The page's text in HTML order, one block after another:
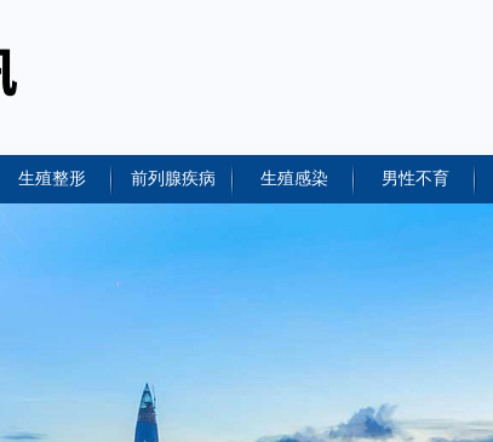
生殖整形 前列腺疾病 生殖感染 男性不育